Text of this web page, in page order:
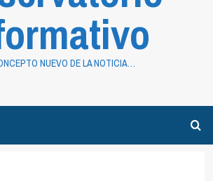
NUEVO DE LA NOTICIA…